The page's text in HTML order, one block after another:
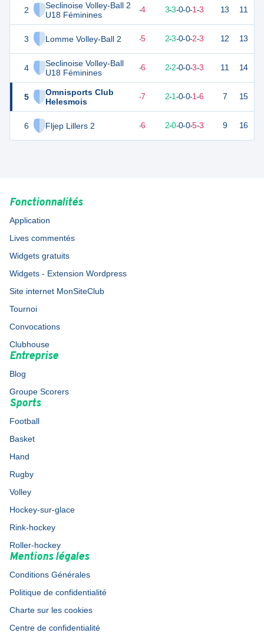
2
Seclinoise Volley-Ball 2
U18 Féminines
3 Lomme Volley-Ball 2
4
Seclinoise Volley-Ball
U18 Féminines
5
Omnisports Club
Helesmois
6 Fljep Lillers 2
16 10 -4 3-3-0-0-1-3 13 11
14 10 -5 2-3-0-0-2-3 12 13
13 10 -6 2-2-0-0-3-3 11 14
7 10 -7 2-1-0-0-1-6 7 15
-6 2-0-0-0-5-3 9 16
Fonctionnalités
Application
Lives commentés
Widgets gratuits
Widgets - Extension Wordpress
Site internet MonSiteClub
Tournoi
Convocations
Clubhouse
Entreprise
Blog
Groupe Scorers
Sports
Football
Basket
Hand
Rugby
Volley
Hockey-sur-glace
Rink-hockey
Roller-hockey
Mentions légales
Conditions Générales
Politique de confidentialité
Charte sur les cookies
Centre de confidentialité